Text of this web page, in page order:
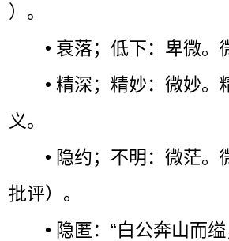
）。
• 衰落；低下：卑微。
• 精深；精妙：微妙。
义。
• 隐约；不明：微茫。
批评）。
• 隐匿：“白公奔山而缢